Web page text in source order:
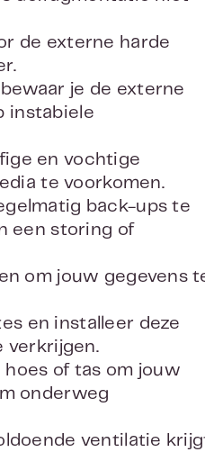
de externe harde
je de externe
instabiele
en vochtige
te voorkomen.
back-ups te
een storing of
om jouw gegevens
en installeer deze
verkrijgen.
of tas om jouw
onderweg
ventilatie